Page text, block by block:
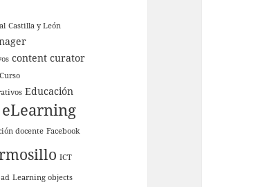
Castilla y León
content curator
Curso
Educación
eLearning
docente Facebook
ICT
Learning objects